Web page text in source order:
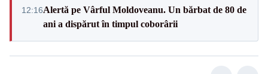
12:16Alertă pe Vârful Moldoveanu. Un bărbat de 80 de
ani a dispărut în timpul coborârii